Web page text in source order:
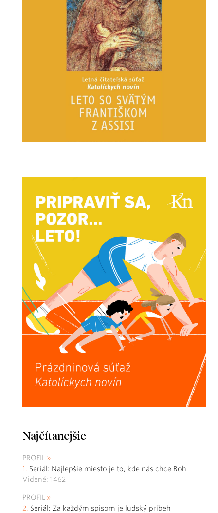
Najčítanejšie
PROFIL
Seriál: Najlepšie miesto je to, kde nás chce Boh
Videné: 1462
PROFIL
Seriál: Za každým spisom je ľudský príbeh